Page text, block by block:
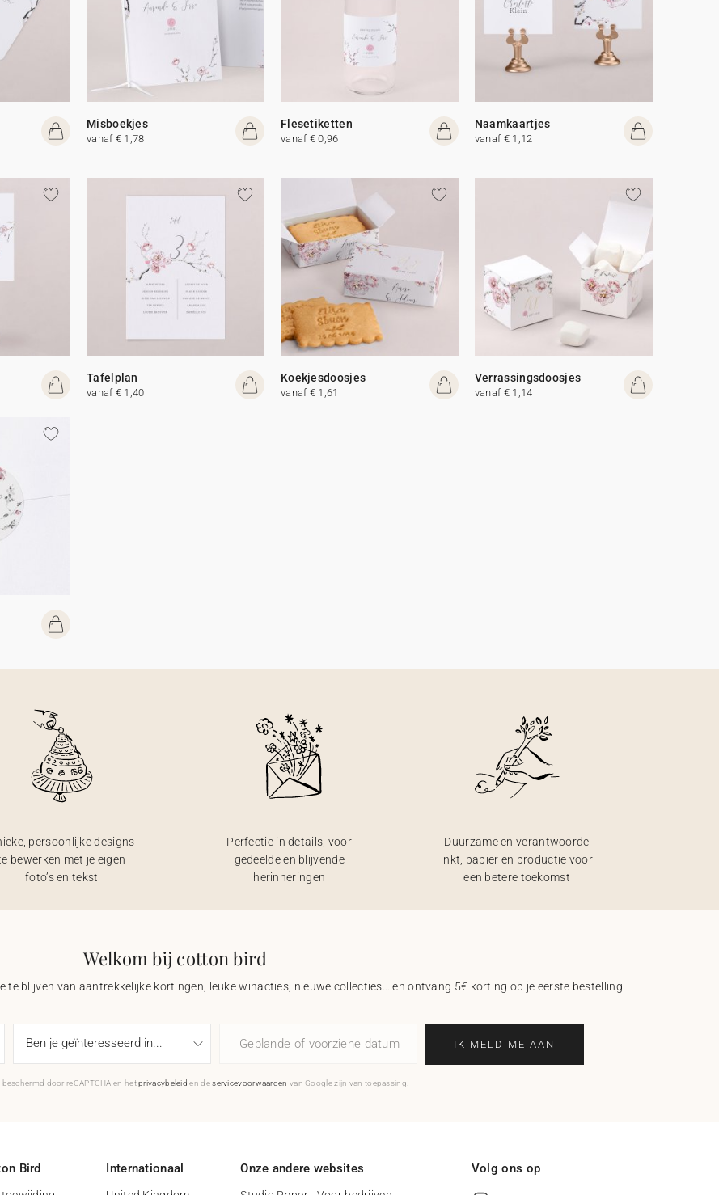
Misboekjes
vanaf € 1,78
Flesetiketten
vanaf € 0,96
Naamkaartjes
vanaf € 1,12
Tafelplan
vanaf € 1,40
Koekjesdoosjes
vanaf € 1,61
Verrassingsdoosjes
vanaf € 1,14
persoonlijke designs
bewerken met je eigen
foto’s en tekst
Perfectie in details, voor
gedeelde en blijvende
herinneringen
Duurzame en verantwoorde
inkt, papier en productie voor
een betere toekomst
Welkom bij cotton bird
te blijven van aantrekkelijke kortingen, leuke winacties, nieuwe collecties… en ontvang 5€ korting op je eerste bestelling!
Geplande of voorziene datum IK MELD ME AAN
beschermd door reCAPTCHA en hetprivacybeleid en deservicevoorwaarden van Google zijn van toepassing.
Bird Internationaal Onze andere websites Volg ons op